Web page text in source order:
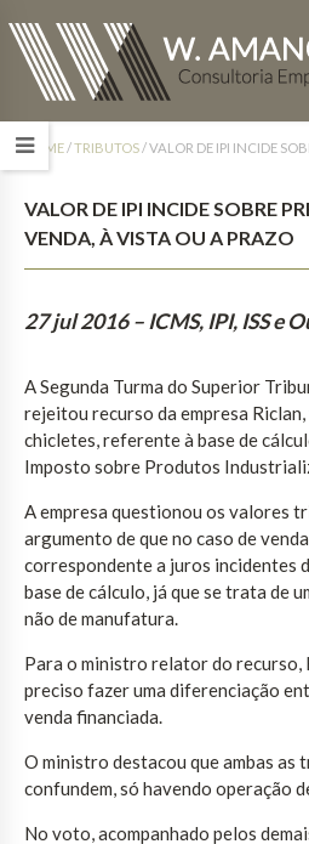
HOME/TRIBUTOS/VALOR DE IPI INCIDE
VALOR DE IPI INCIDE SOBRE
VENDA, À VISTA OU A PRAZO
27 jul 2016 – ICMS, IPI, ISS e
A Segunda Turma do Superior
rejeitou recurso da empresa
chicletes, referente à base de
Imposto sobre Produtos
A empresa questionou os valores
argumento de que no caso de
correspondente a juros incidentes
base de cálculo, já que se trata de
não de manufatura.
Para o ministro relator do recurso,
preciso fazer uma diferenciação
venda financiada.
O ministro destacou que ambas as
confundem, só havendo operação
No voto, acompanhado pelos